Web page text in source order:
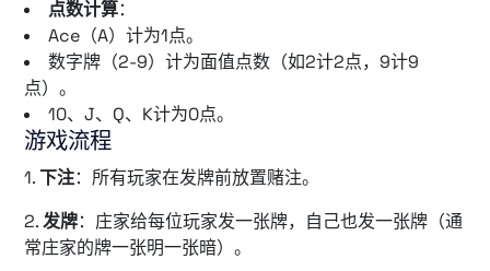
点数计算：
Ace（A）计为1点。
数字牌（2-9）计为面值点数（如2计2点，9计9
点）。
10、J、Q、K计为0点。
游戏流程
1.下注：所有玩家在发牌前放置赌注。
2.发牌：庄家给每位玩家发一张牌，自己也发一张牌（通
常庄家的牌一张明一张暗）。